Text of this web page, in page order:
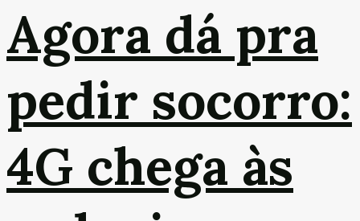
Agora dá pra
pedir socorro:
4G chega às